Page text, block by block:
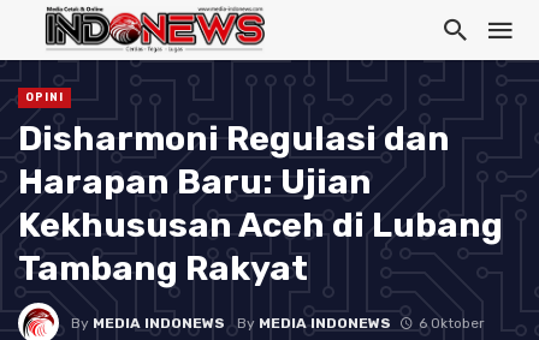
OPINI
Disharmoni Regulasi dan
Harapan Baru: Ujian
Kekhususan Aceh di Lubang
Tambang Rakyat
By MEDIA INDONEWS By MEDIA INDONEWS
6 Oktober